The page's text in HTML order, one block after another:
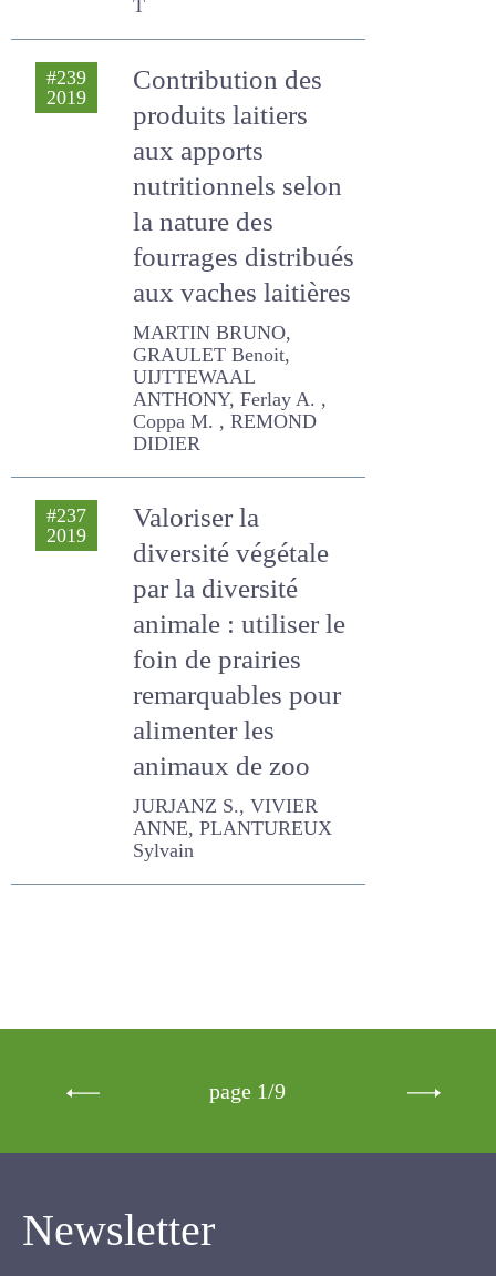
2019
produits laitiers
aux apports
nutritionnels selon
la nature des
fourrages
distribués aux
vaches laitières
Benoit, UIJTTEWAAL
ANTHONY, Ferlay A. ,
Coppa M. , REMOND DIDIER
2019
Valoriser la
par la diversité
animale : utiliser le
foin de prairies
remarquables pour
alimenter les
animaux de zoo
JURJANZ S., VIVIER ANNE,
PLANTUREUX Sylvain
Newsletter
Inscrivez-vous pour recevoir notre newsletter.
Cette lettre électronique proposée